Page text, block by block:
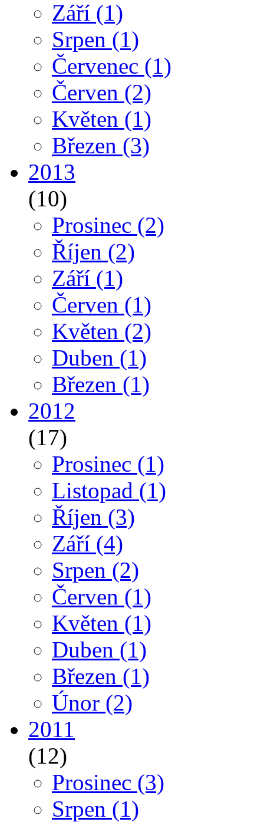
Září (1)
Srpen (1)
Červenec (1)
Červen (2)
Květen (1)
Březen (3)
2013
(10)
Prosinec (2)
Říjen (2)
Září (1)
Červen (1)
Květen (2)
Duben (1)
Březen (1)
2012
(17)
Prosinec (1)
Listopad (1)
Říjen (3)
Září (4)
Srpen (2)
Červen (1)
Květen (1)
Duben (1)
Březen (1)
Únor (2)
2011
(12)
Prosinec (3)
Srpen (1)